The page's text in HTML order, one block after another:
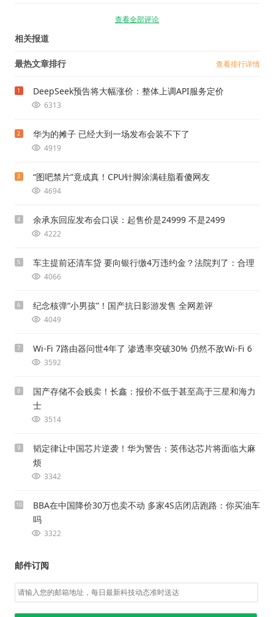
查看全部评论
相关报道
最热文章排行 查看排行详情
1 DeepSeek预告将大幅涨价：整体上调API服务定价
6313
2 华为的摊子 已经大到一场发布会装不下了
4919
3 “图吧禁片”竟成真！CPU针脚涂满硅脂看傻网友
4694
4 余承东回应发布会口误：起售价是24999 不是2499
4222
5 车主提前还清车贷 要向银行缴4万违约金？法院判了：合理
4066
6 纪念核弹“小男孩”！国产抗日影游发售 全网差评
4049
7 Wi-Fi 7路由器问世4年了 渗透率突破30% 仍然不敌Wi-Fi 6
3592
8
国产存储不会贱卖！长鑫：报价不低于甚至高于三星和海力
士
3514
9
韬定律让中国芯片逆袭！华为警告：英伟达芯片将面临大麻
烦
3342
10
BBA在中国降价30万也卖不动 多家4S店闭店跑路：你买油车
吗
3322
邮件订阅